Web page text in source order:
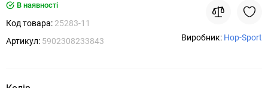
В наявності
Код товара: 25283-11
Артикул: 5902308233843 Виробник: Hop-Sport